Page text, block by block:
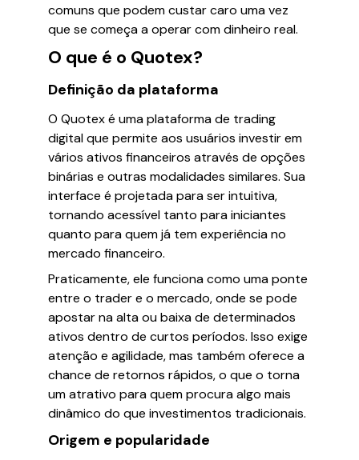
comuns que podem custar caro uma vez
que se começa a operar com dinheiro real.
O que é o Quotex?
Definição da plataforma
O Quotex é uma plataforma de trading
digital que permite aos usuários investir em
vários ativos financeiros através de opções
binárias e outras modalidades similares. Sua
interface é projetada para ser intuitiva,
tornando acessível tanto para iniciantes
quanto para quem já tem experiência no
mercado financeiro.
Praticamente, ele funciona como uma ponte
entre o trader e o mercado, onde se pode
apostar na alta ou baixa de determinados
ativos dentro de curtos períodos. Isso exige
atenção e agilidade, mas também oferece a
chance de retornos rápidos, o que o torna
um atrativo para quem procura algo mais
dinâmico do que investimentos tradicionais.
Origem e popularidade